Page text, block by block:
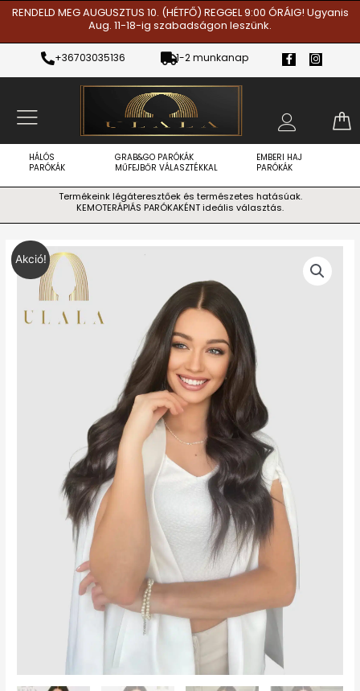
Skip
content
RENDELD MEG AUGUSZTUS 10. (HÉTFŐ) REGGEL 9:00 ÓRÁIG! Ugyanis
Aug. 11-18-ig szabadságon leszünk.
+36703035136 1-2 munkanap
F
a
c
o
k
I
n
s
HÁLÓS
PARÓKÁK
GRAB&GO PARÓKÁK
MŰFEJBŐR VÁLASZTÉKKAL
EMBERI HAJ
PARÓKÁK
Termékeink légáteresztőek és természetes hatásúak.
KEMOTERÁPIÁS PARÓKAKÉNT ideális választás.
Akció!
Original
Ft188.000.
is:
Ft75.900.
Hosszú
Sötétbarna
Hálós
Front)